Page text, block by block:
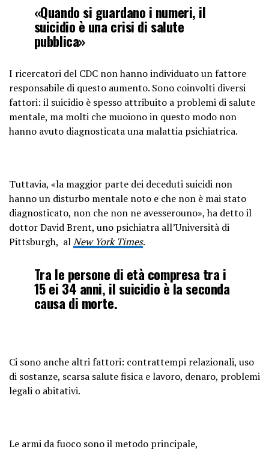
«Quando si guardano i numeri, il
suicidio è una crisi di salute
pubblica»
I ricercatori del CDC non hanno individuato un fattore
responsabile di questo aumento. Sono coinvolti diversi
fattori: il suicidio è spesso attribuito a problemi di salute
mentale, ma molti che muoiono in questo modo non
hanno avuto diagnosticata una malattia psichiatrica.
Tuttavia, «la maggior parte dei deceduti suicidi non
hanno un disturbo mentale noto e che non è mai stato
diagnosticato, non che non ne avesserouno», ha detto il
dottor David Brent, uno psichiatra all’Università di
Pittsburgh, alNew York Times.
Tra le persone di età compresa tra i
15 ei 34 anni, il suicidio è la seconda
causa di morte.
Ci sono anche altri fattori: contrattempi relazionali, uso
di sostanze, scarsa salute fisica e lavoro, denaro, problemi
legali o abitativi.
Le armi da fuoco sono il metodo principale,